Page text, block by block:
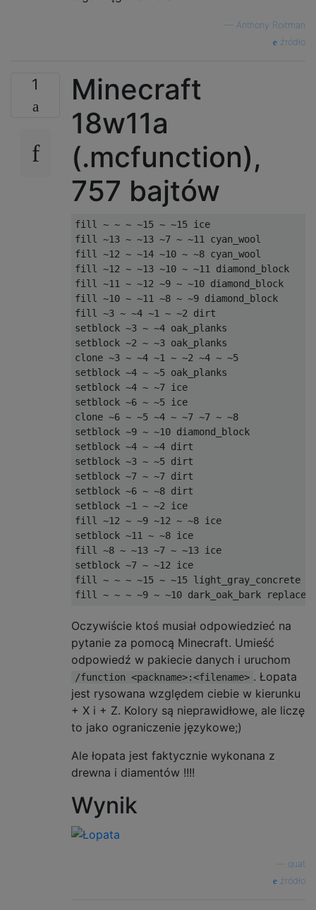
Anthony Roitman
źródło
1
Minecraft
18w11a
(.mcfunction),
757 bajtów
fill ~ ~ ~ ~15 ~ ~15 ice
fill ~13 ~ ~13 ~7 ~ ~11 cyan_wool
fill ~12 ~ ~14 ~10 ~ ~8 cyan_wool
fill ~12 ~ ~13 ~10 ~ ~11 diamond_block
fill ~11 ~ ~12 ~9 ~ ~10 diamond_block
fill ~10 ~ ~11 ~8 ~ ~9 diamond_block
fill ~3 ~ ~4 ~1 ~ ~2 dirt
setblock ~3 ~ ~4 oak_planks
setblock ~2 ~ ~3 oak_planks
clone ~3 ~ ~4 ~1 ~ ~2 ~4 ~ ~5
setblock ~4 ~ ~5 oak_planks
setblock ~4 ~ ~7 ice
setblock ~6 ~ ~5 ice
clone ~6 ~ ~5 ~4 ~ ~7 ~7 ~ ~8
setblock ~9 ~ ~10 diamond_block
setblock ~4 ~ ~4 dirt
setblock ~3 ~ ~5 dirt
setblock ~7 ~ ~7 dirt
setblock ~6 ~ ~8 dirt
setblock ~1 ~ ~2 ice
fill ~12 ~ ~9 ~12 ~ ~8 ice
setblock ~11 ~ ~8 ice
fill ~8 ~ ~13 ~7 ~ ~13 ice
setblock ~7 ~ ~12 ice
fill ~ ~ ~ ~15 ~ ~15 light_gray_concrete
Oczywiście ktoś musiał odpowiedzieć na
pytanie za pomocą Minecraft. Umieść
odpowiedź w pakiecie danych i uruchom
/function <packname>:<filename> . Łopata
jest rysowana względem ciebie w kierunku
+ X i + Z. Kolory są nieprawidłowe, ale liczę
to jako ograniczenie językowe;)
Ale łopata jest faktycznie wykonana z
drewna i diamentów !!!!
Wynik
quat
źródło